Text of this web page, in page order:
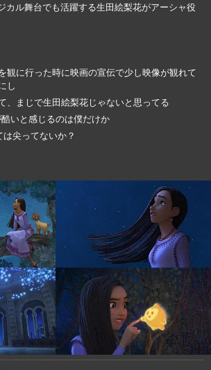
カル舞台でも活躍する生田絵梨花がアーシャ役
観に行った時に映画の宣伝で少し映像が観れて
し
、まじで生田絵梨花じゃないと思ってる
いと感じるのは僕だけか
尖ってないか？